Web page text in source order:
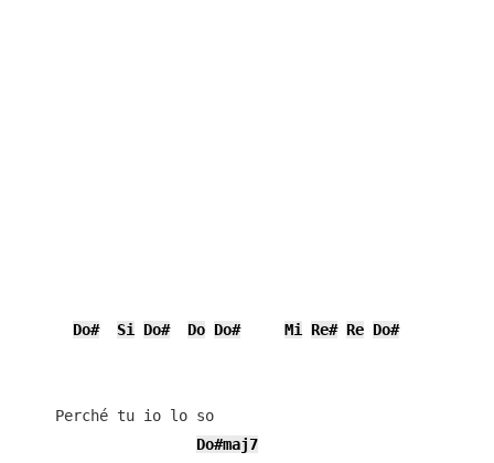
Do# Si Do# Do Do# Mi Re# Re Do#
    Perché tu io lo so
Do#maj7